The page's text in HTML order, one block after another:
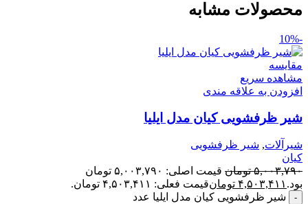
محصولات مشابه
-10%
مقایسه
مشاهده سریع
افزودن به علاقه مندی
شیر ظرفشویی کیان مدل ایلیا
شیرآلات, شیر ظرفشویی
کیان
۵,۰۰۳,۷۹۰ تومان
قیمت اصلی: ۵,۰۰۳,۷۹۰ تومان
بود. ۴,۵۰۳,۴۱۱ تومانقیمت فعلی: ۴,۵۰۳,۴۱۱ تومان.
شیر ظرفشویی کیان مدل ایلیا عدد